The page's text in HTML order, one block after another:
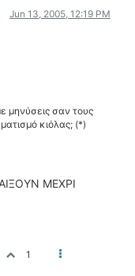
Jun 13, 2005, 12:19 PM
μηνύσεις σαν τους
κιόλας; (*)
ΜΕΧΡΙ
1